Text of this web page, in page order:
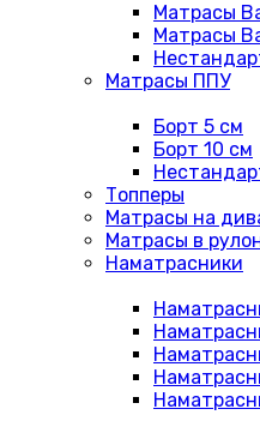
Матрасы
Матрасы
Матрасы ППУ
Борт 5 см
Борт 10 см
Топперы
Матрасы на
Матрасы в
Наматрасники